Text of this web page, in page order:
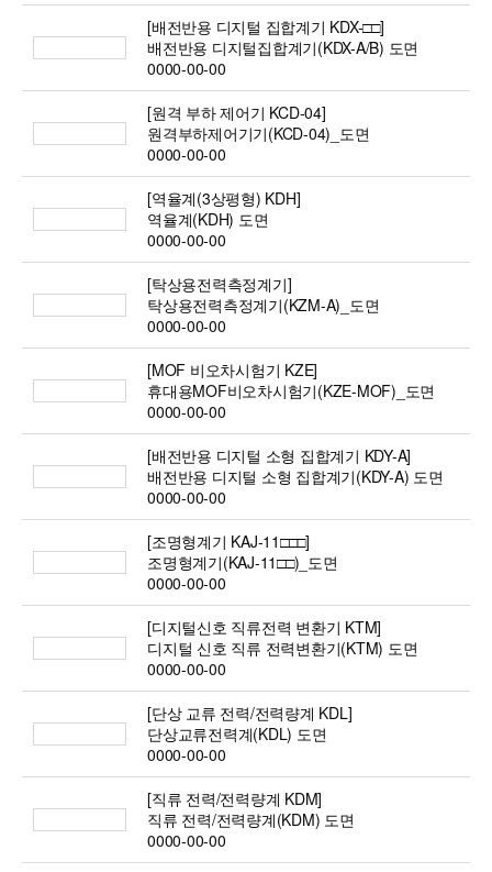
[배전반용 디지털 집합계기 KDX-□□]
배전반용 디지털집합계기(KDX-A/B) 도면
0000-00-00
[원격 부하 제어기 KCD-04]
원격부하제어기기(KCD-04)_도면
0000-00-00
[역율계(3상평형) KDH]
역율계(KDH) 도면
0000-00-00
[탁상용전력측정계기]
탁상용전력측정계기(KZM-A)_도면
0000-00-00
[MOF 비오차시험기 KZE]
휴대용MOF비오차시험기(KZE-MOF)_도면
0000-00-00
[배전반용 디지털 소형 집합계기 KDY-A]
배전반용 디지털 소형 집합계기(KDY-A) 도면
0000-00-00
[조명형계기 KAJ-11□□□]
조명형계기(KAJ-11□□)_도면
0000-00-00
[디지털신호 직류전력 변환기 KTM]
디지털 신호 직류 전력변환기(KTM) 도면
0000-00-00
[단상 교류 전력/전력량계 KDL]
단상교류전력계(KDL) 도면
0000-00-00
[직류 전력/전력량계 KDM]
직류 전력/전력량계(KDM) 도면
0000-00-00